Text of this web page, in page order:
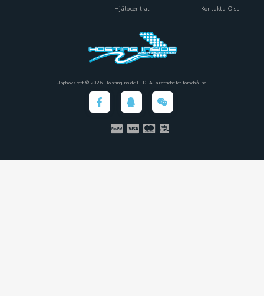
Hjälpcentral Kontakta Oss
Upphovsrätt © 2026 HostingInside LTD. Alla rättigheter förbehållna.